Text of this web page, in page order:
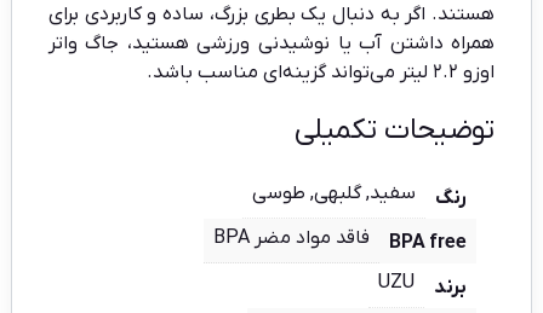
هستند. اگر به دنبال یک بطری بزرگ، ساده و کاربردی برای
همراه داشتن آب یا نوشیدنی ورزشی هستید، جاگ واتر
اوزو ۲.۲ لیتر می‌تواند گزینه‌ای مناسب باشد.
توضیحات تکمیلی
رنگ سفید, گلبهی, طوسی
BPA free فاقد مواد مضر BPA
برند UZU